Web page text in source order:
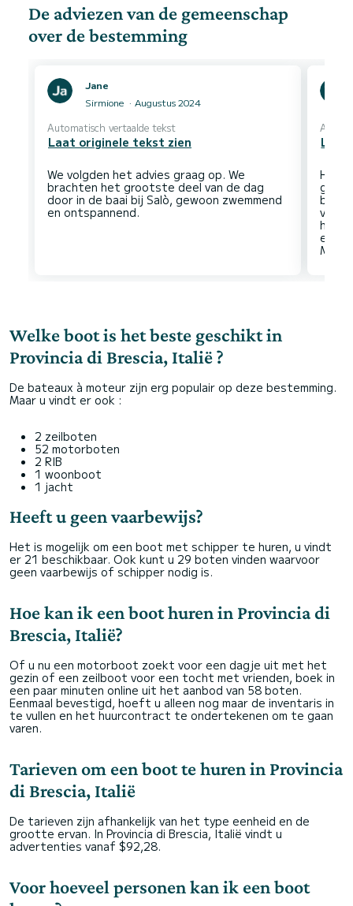
De adviezen van de gemeenschap
over de bestemming
Jane
Sirmione
Augustus 2024
Automatisch vertaalde tekst
Laat originele tekst zien
We volgden het advies graag op. We
brachten het grootste deel van de dag
door in de baai bij Salò, gewoon zwemmend
Laat
Het
het
Welke boot is het beste geschikt in
Provincia di Brescia, Italië ?
De bateaux à moteur zijn erg populair op deze bestemming.
Maar u vindt er ook :
2 zeilboten
52 motorboten
2 RIB
1 woonboot
1 jacht
Heeft u geen vaarbewijs?
Het is mogelijk om een boot met schipper te huren, u vindt
er 21 beschikbaar. Ook kunt u 29 boten vinden waarvoor
geen vaarbewijs of schipper nodig is.
Hoe kan ik een boot huren in Provincia di
Brescia, Italië?
Of u nu een motorboot zoekt voor een dagje uit met het
gezin of een zeilboot voor een tocht met vrienden, boek in
een paar minuten online uit het aanbod van 58 boten.
Eenmaal bevestigd, hoeft u alleen nog maar de inventaris in
te vullen en het huurcontract te ondertekenen om te gaan
varen.
Tarieven om een boot te huren in Provincia
di Brescia, Italië
De tarieven zijn afhankelijk van het type eenheid en de
grootte ervan. In Provincia di Brescia, Italië vindt u
advertenties vanaf $92,28.
Voor hoeveel personen kan ik een boot